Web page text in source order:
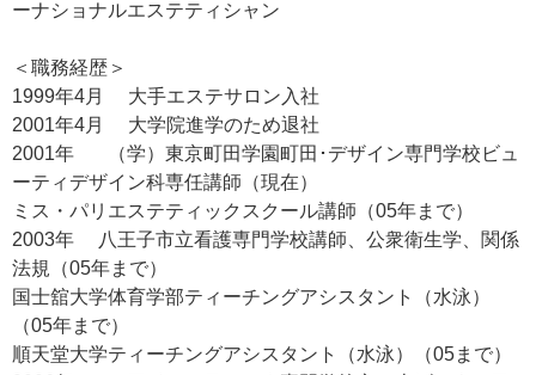
ーナショナルエステティシャン
＜職務経歴＞
1999年4月 大手エステサロン入社
2001年4月 大学院進学のため退社
2001年 （学）東京町田学園町田･デザイン専門学校ビュ
ーティデザイン科専任講師（現在）
ミス・パリエステティックスクール講師（05年まで）
2003年 八王子市立看護専門学校講師、公衆衛生学、関係
法規（05年まで）
国士舘大学体育学部ティーチングアシスタント（水泳）
（05年まで）
順天堂大学ティーチングアシスタント（水泳）（05まで）